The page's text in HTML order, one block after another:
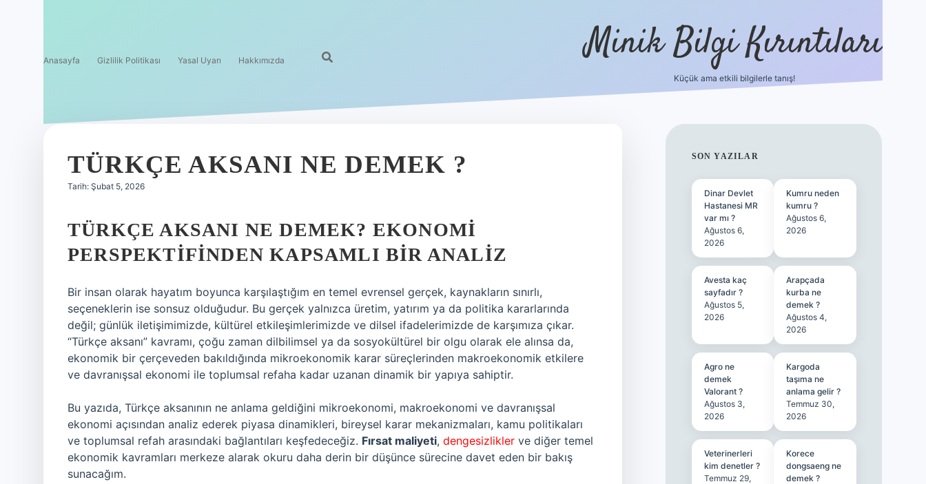
Anasayfa Gizlilik Politikası Yasal Uyarı Hakkımızda Minik Bilgi Kırıntıları
Küçük ama etkili bilgilerle tanış!
TÜRKÇE AKSANI NE DEMEK ?
Tarih: Şubat 5, 2026
TÜRKÇE AKSANI NE DEMEK? EKONOMI
PERSPEKTIFINDEN KAPSAMLI BIR ANALIZ
Bir insan olarak hayatım boyunca karşılaştığım en temel evrensel gerçek, kaynakların sınırlı,
seçeneklerin ise sonsuz olduğudur. Bu gerçek yalnızca üretim, yatırım ya da politika kararlarında
değil; günlük iletişimimizde, kültürel etkileşimlerimizde ve dilsel ifadelerimizde de karşımıza çıkar.
“Türkçe aksanı” kavramı, çoğu zaman dilbilimsel ya da sosyokültürel bir olgu olarak ele alınsa da,
ekonomik bir çerçeveden bakıldığında mikroekonomik karar süreçlerinden makroekonomik etkilere
ve davranışsal ekonomi ile toplumsal refaha kadar uzanan dinamik bir yapıya sahiptir.
Bu yazıda, Türkçe aksanının ne anlama geldiğini mikroekonomi, makroekonomi ve davranışsal
ekonomi açısından analiz ederek piyasa dinamikleri, bireysel karar mekanizmaları, kamu politikaları
ve toplumsal refah arasındaki bağlantıları keşfedeceğiz. Fırsat maliyeti, dengesizlikler ve diğer temel
ekonomik kavramları merkeze alarak okuru daha derin bir düşünce sürecine davet eden bir bakış
sunacağım.
SIDEBAR
SON YAZILAR
Dinar Devlet
Hastanesi MR
var mı ?
Ağustos 6,
2026
Kumru neden
kumru ?
Ağustos 6,
2026
Avesta kaç
sayfadır ?
Ağustos 5,
2026
Arapçada
kurba ne
demek ?
Ağustos 4,
2026
Agro ne
demek
Valorant ?
Ağustos 3,
2026
Kargoda
taşıma ne
anlama gelir ?
Temmuz 30,
2026
Veterinerleri
kim denetler ?
Temmuz 29,
Korece
dongsaeng ne
demek ?
ilbet